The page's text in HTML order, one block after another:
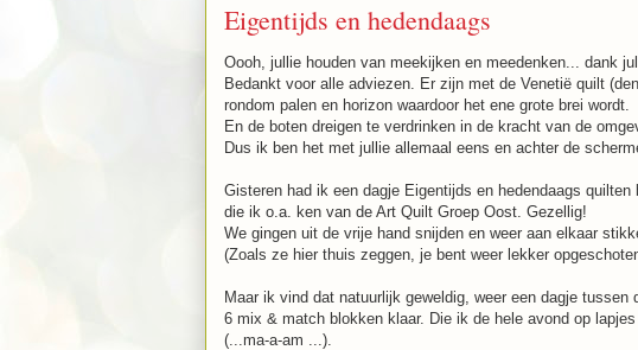
Eigentijds en hedendaags
Oooh, jullie houden van meekijken en meedenken... dank
Bedankt voor alle adviezen. Er zijn met de Venetië quilt
rondom palen en horizon waardoor het ene grote brei wordt.
En de boten dreigen te verdrinken in de kracht van de
Dus ik ben het met jullie allemaal eens en achter de
Gisteren had ik een dagje Eigentijds en hedendaags
die ik o.a. ken van de Art Quilt Groep Oost. Gezellig!
We gingen uit de vrije hand snijden en weer aan elkaar
(Zoals ze hier thuis zeggen, je bent weer lekker
Maar ik vind dat natuurlijk geweldig, weer een dagje
6 mix & match blokken klaar. Die ik de hele avond op
(...ma-a-am ...).